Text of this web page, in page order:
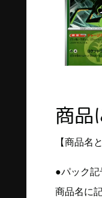
商品
【商品名
●パック記
商品名に